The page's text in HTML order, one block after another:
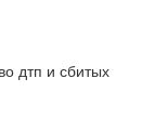
дтп и сбитых